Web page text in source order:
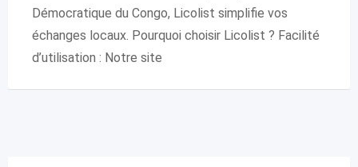
Démocratique du Congo, Licolist simplifie vos
échanges locaux. Pourquoi choisir Licolist ? Facilité
d’utilisation : Notre site